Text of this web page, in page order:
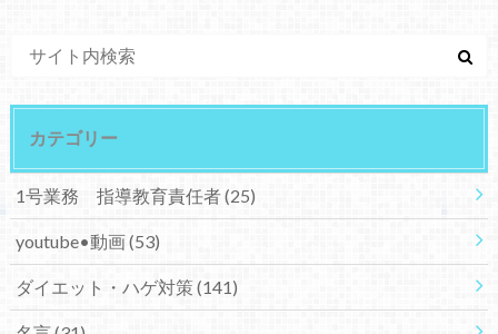
カテゴリー
1号業務 指導教育責任者(25)
youtube•動画(53)
ダイエット・ハゲ対策(141)